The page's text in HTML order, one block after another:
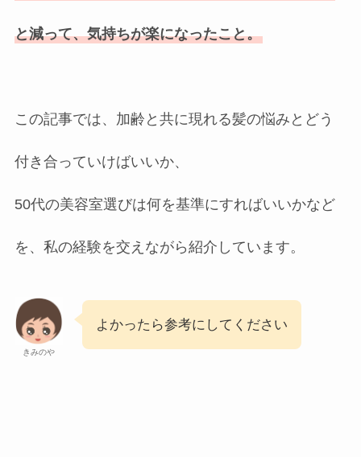
と減って、気持ちが楽になったこと。
この記事では、加齢と共に現れる髪の悩みとどう
付き合っていけばいいか、
50代の美容室選びは何を基準にすればいいかなど
を、私の経験を交えながら紹介しています。
きみのや
よかったら参考にしてください